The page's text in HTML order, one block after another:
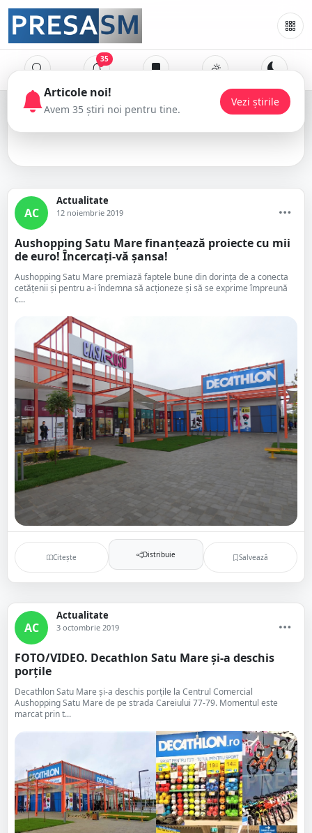
35
Decathlon
AC
Actualitate
12 noiembrie 2019
Aushopping Satu Mare finanțează proiecte cu mii
de euro! Încercați-vă șansa!
Aushopping Satu Mare premiază faptele bune din dorința de a conecta
cetățenii și pentru a-i îndemna să acționeze și să se exprime împreună
c...
Citește Distribuie Salvează
AC
Actualitate
3 octombrie 2019
FOTO/VIDEO. Decathlon Satu Mare și-a deschis
porțile
Decathlon Satu Mare și-a deschis porțile la Centrul Comercial
Aushopping Satu Mare de pe strada Careiului 77-79. Momentul este
marcat prin t...
Articole noi!
Avem 35 știri noi pentru tine.
Vezi știrile